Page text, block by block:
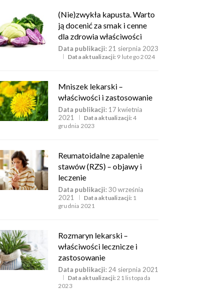
(Nie)zwykła kapusta. Warto
ją docenić za smak i cenne
dla zdrowia właściwości
Data publikacji: 21 sierpnia 2023
Data aktualizacji: 9 lutego 2024
Mniszek lekarski –
właściwości i zastosowanie
Data publikacji: 17 kwietnia
2021
Data aktualizacji:4
grudnia 2023
Reumatoidalne zapalenie
stawów (RZS) – objawy i
leczenie
Data publikacji: 30 września
2021
Data aktualizacji: 1
grudnia 2021
Rozmaryn lekarski –
właściwości lecznicze i
zastosowanie
Data publikacji: 24 sierpnia 2021
Data aktualizacji:21 listopada
2023